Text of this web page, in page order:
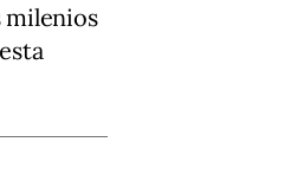
milenios